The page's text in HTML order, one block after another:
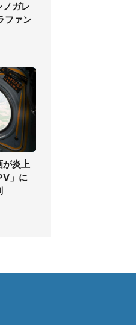
ノガレ
ファン
が炎上
」に